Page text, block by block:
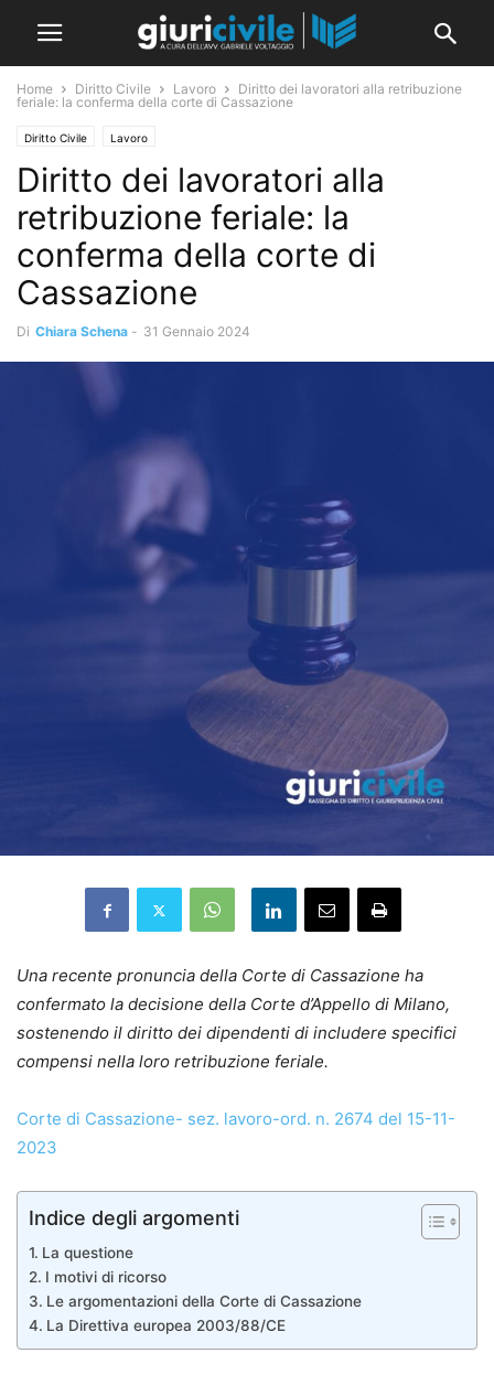
Home Diritto Civile Lavoro
Diritto dei lavoratori alla retribuzione
feriale: la conferma della corte di Cassazione
Diritto Civile Lavoro
Diritto dei lavoratori alla
retribuzione feriale: la
conferma della corte di
Cassazione
Di Chiara Schena - 31 Gennaio 2024
Una recente pronuncia della Corte di Cassazione ha
confermato la decisione della Corte d’Appello di Milano,
sostenendo il diritto dei dipendenti di includere specifici
compensi nella loro retribuzione feriale.
Corte di Cassazione- sez. lavoro-ord. n. 2674 del 15-11-
2023
Indice degli argomenti
La questione
I motivi di ricorso
Le argomentazioni della Corte di Cassazione
La Direttiva europea 2003/88/CE